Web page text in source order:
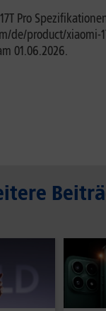
Pro
de/product/xiaomi-
01.06.2026.